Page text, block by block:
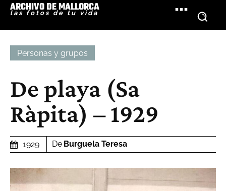
ARCHIVO DE MALLORCA
las fotos de tu vida
Personas y grupos
De playa (Sa
Ràpita) – 1929
1929 De Burguela Teresa